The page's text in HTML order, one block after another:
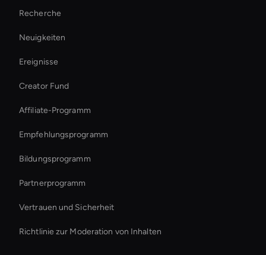
Interactive Ai Avatar
Healthcare Ai Avatar
Best Real-Time Ai Avatar Software
Autonomous Ai Avatar
Recherche
Neuigkeiten
Ereignisse
Creator Fund
Affiliate-Programm
Empfehlungsprogramm
Bildungsprogramm
Partnerprogramm
Vertrauen und Sicherheit
Richtlinie zur Moderation von Inhalten